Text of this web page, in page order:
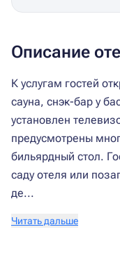
Описание
К услугам гостей
сауна, снэк-бар у
установлен
предусмотрены
бильярдный стол.
саду отеля или
де...
Читать дальше